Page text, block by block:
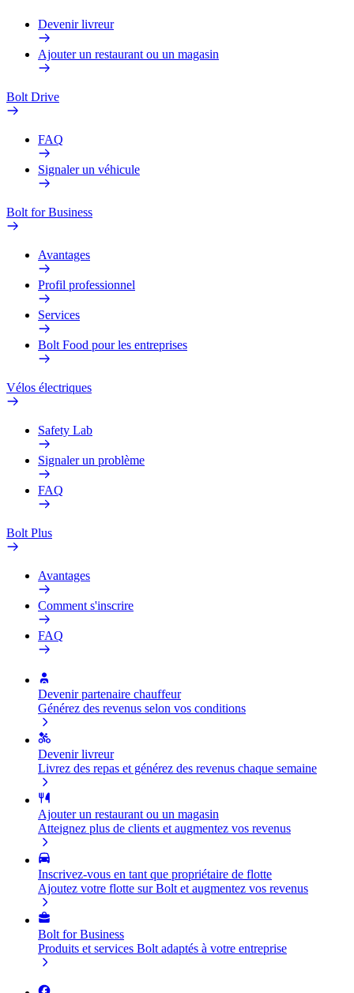
Devenir livreur
Ajouter un restaurant ou un magasin
Bolt Drive
FAQ
Signaler un véhicule
Bolt for Business
Avantages
Profil professionnel
Services
Bolt Food pour les entreprises
Vélos électriques
Safety Lab
Signaler un problème
FAQ
Bolt Plus
Avantages
Comment s'inscrire
FAQ
Devenir partenaire chauffeur
Générez des revenus selon vos conditions
Devenir livreur
Livrez des repas et générez des revenus chaque semaine
Ajouter un restaurant ou un magasin
Atteignez plus de clients et augmentez vos revenus
Inscrivez-vous en tant que propriétaire de flotte
Ajoutez votre flotte sur Bolt et augmentez vos revenus
Bolt for Business
Produits et services Bolt adaptés à votre entreprise